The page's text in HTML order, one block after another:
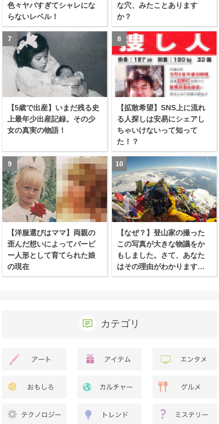
色々ヤバすぎてシャレにな
らないレベル！
な穴、みたことあります
か？
【5歳で出産】いまだ残る史
上最年少出産記録。その少
女の真実の物語！
【拡散希望】SNS上に流れ
る人探しは安易にシェアし
ちゃいけないって知って
た！？
【洋服選びはママ】両親の
歪んだ想いによってバービ
ー人形として育てられた娘
の現在
【なぜ？】登山家の撮った
この写真が大きな物議をか
もしました。さて、あなた
はその理由がわかります
か？
カテゴリ